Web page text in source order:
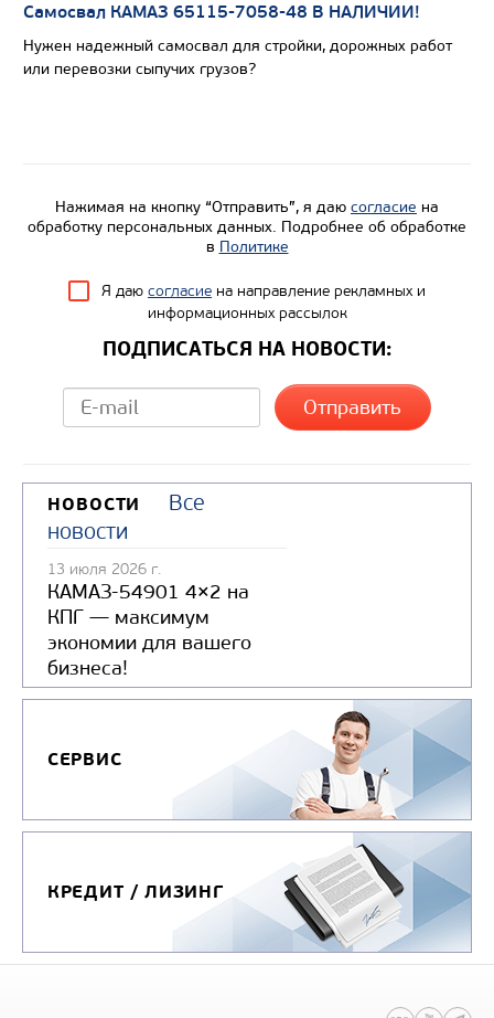
Самосвал КАМАЗ 65115-7058-48 В НАЛИЧИИ!
Нужен надежный самосвал для стройки, дорожных работ
или перевозки сыпучих грузов?
Нажимая на кнопку “Отправить”, я даю согласие на
обработку персональных данных. Подробнее об обработке
в Политике
Я даю согласие на направление рекламных и
информационных рассылок
ПОДПИСАТЬСЯ НА НОВОСТИ:
НОВОСТИ
Все
новости
13 июля 2026 г.
КАМАЗ-54901 4×2 на
КПГ — максимум
экономии для вашего
бизнеса!
СЕРВИС
КРЕДИТ / ЛИЗИНГ